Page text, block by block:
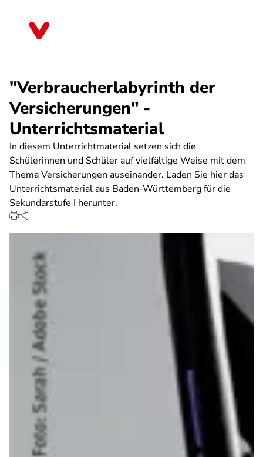
"Verbraucherlabyrinth der
Versicherungen" -
Unterrichtsmaterial
In diesem Unterrichtmaterial setzen sich die
Schülerinnen und Schüler auf vielfältige Weise mit dem
Thema Versicherungen auseinander. Laden Sie hier das
Unterrichtsmaterial aus Baden-Württemberg für die
Sekundarstufe I herunter.